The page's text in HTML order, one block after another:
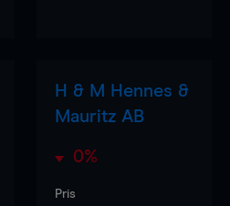
H & M Hennes &
Mauritz AB
0%
Pris